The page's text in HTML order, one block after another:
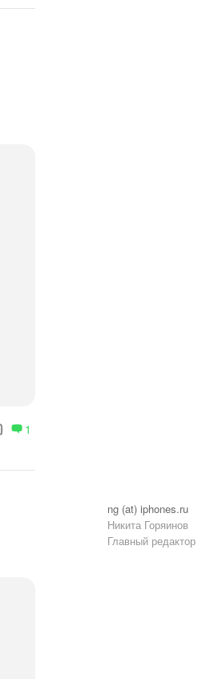
1
ng (at) iphones.ru
Никита Горяинов
Главный редактор